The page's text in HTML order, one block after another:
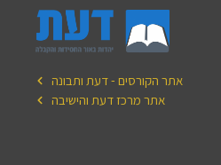
אתר הקורסים - דעת ותבונה
אתר מרכז דעת והישיבה